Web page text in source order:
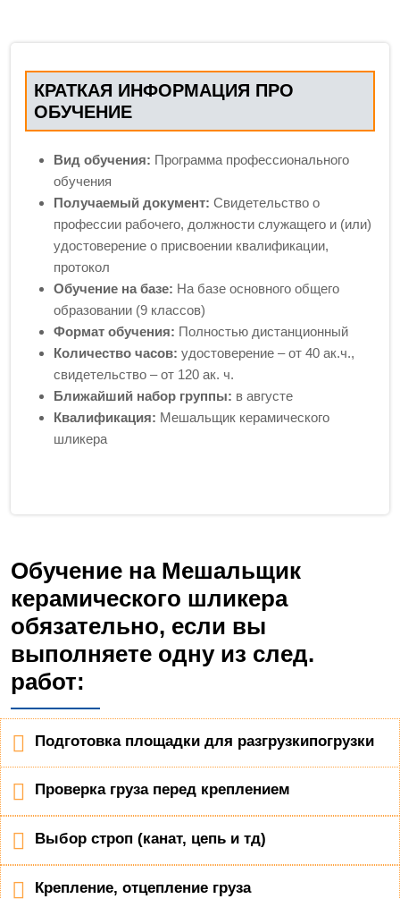
КРАТКАЯ ИНФОРМАЦИЯ ПРО
ОБУЧЕНИЕ
Вид обучения: Программа профессионального
обучения
Получаемый документ: Свидетельство о
профессии рабочего, должности служащего и (или)
удостоверение о присвоении квалификации,
протокол
Обучение на базе: На базе основного общего
образовании (9 классов)
Формат обучения: Полностью дистанционный
Количество часов: удостоверение – от 40 ак.ч.,
свидетельство – от 120 ак. ч.
Ближайший набор группы: в августе
Квалификация: Мешальщик керамического
шликера
Обучение на Мешальщик
керамического шликера
обязательно, если вы
выполняете одну из след.
работ:
Подготовка площадки для разгрузкипогрузки
Проверка груза перед креплением
Выбор строп (канат, цепь и тд)
Крепление, отцепление груза